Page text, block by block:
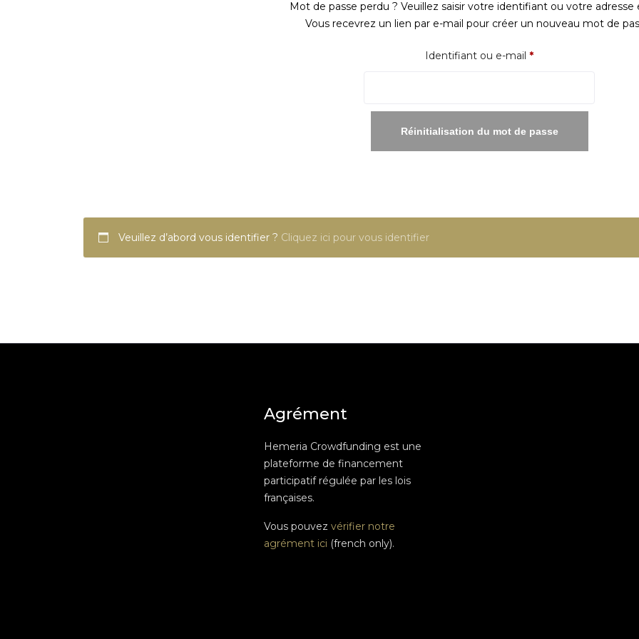
Mot de passe perdu ? Veuillez saisir votre identifiant ou votre adresse
Vous recevrez un lien par e-mail pour créer un nouveau mot de
Identifiant ou e-mail *Obligatoire
Réinitialisation du mot de passe
Veuillez d’abord vous identifier ? Cliquez ici pour vous identifier
Agrément
Hemeria Crowdfunding est une
plateforme de financement
participatif régulée par les lois
françaises.
Vous pouvezvérifier notre
agrément ici (french only).